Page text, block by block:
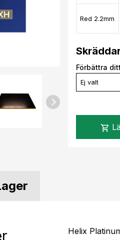
Red 2.2mm
Förbättra
Ej valt
shopping_cart
Helix